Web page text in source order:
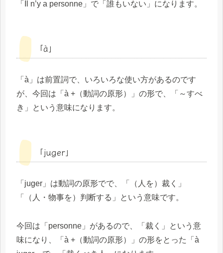
「Il n’y a personne」で「誰もいない」になります。
「à」
「à」は前置詞で、いろいろな使い方があるのです
が、今回は「à +（動詞の原形）」の形で、「～すべ
き」という意味になります。
「juger」
「juger」は動詞の原形でで、「（人を）裁く」
「（人・物事を）判断する」という意味です。
今回は「personne」があるので、「裁く」という意
味になり、「à +（動詞の原形）」の形をとった「à